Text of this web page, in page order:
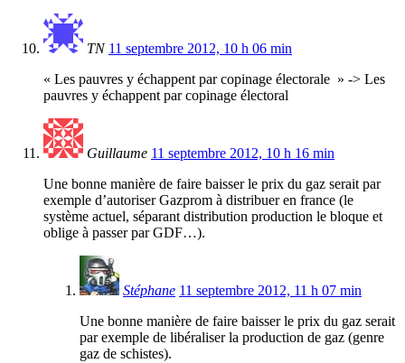
TN 11 septembre 2012, 10 h 06 min
« Les pauvres y échappent par copinage électorale » -> Les
pauvres y échappent par copinage électoral
Guillaume 11 septembre 2012, 10 h 16 min
Une bonne manière de faire baisser le prix du gaz serait par
exemple d’autoriser Gazprom à distribuer en france (le
système actuel, séparant distribution production le bloque et
oblige à passer par GDF…).
Stéphane 11 septembre 2012, 11 h 07 min
Une bonne manière de faire baisser le prix du gaz serait
par exemple de libéraliser la production de gaz (genre
gaz de schistes).